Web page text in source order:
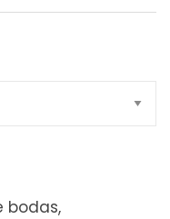
bodas